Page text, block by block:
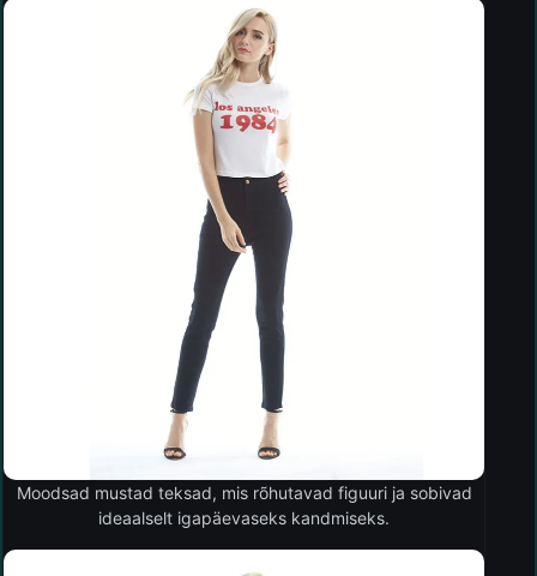
Moodsad mustad teksad, mis rõhutavad figuuri ja sobivad
ideaalselt igapäevaseks kandmiseks.